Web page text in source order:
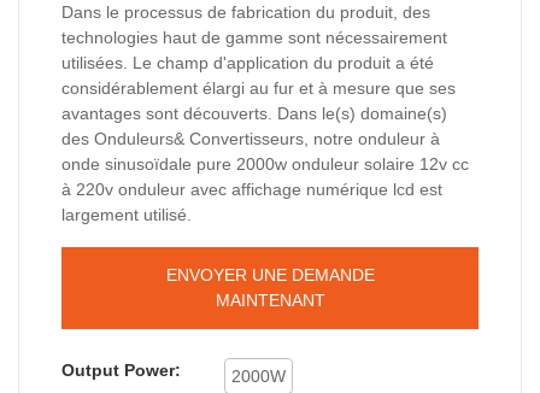
Dans le processus de fabrication du produit, des
technologies haut de gamme sont nécessairement
utilisées. Le champ d'application du produit a été
considérablement élargi au fur et à mesure que ses
avantages sont découverts. Dans le(s) domaine(s)
des Onduleurs& Convertisseurs, notre onduleur à
onde sinusoïdale pure 2000w onduleur solaire 12v cc
à 220v onduleur avec affichage numérique lcd est
largement utilisé.
ENVOYER UNE DEMANDE
MAINTENANT
Output Power: 2000W